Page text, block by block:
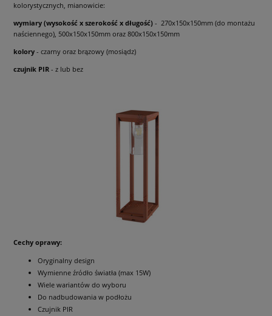
kolorystycznych, mianowicie:
wymiary (wysokość x szerokość x długość) - 270x150x150mm (do montażu
naściennego), 500x150x150mm oraz 800x150x150mm
kolory - czarny oraz brązowy (mosiądz)
czujnik PIR - z lub bez
Cechy oprawy:
Oryginalny design
Wymienne źródło światła (max 15W)
Wiele wariantów do wyboru
Do nadbudowania w podłożu
Czujnik PIR